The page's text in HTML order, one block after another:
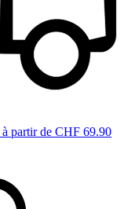
à partir de CHF 69.90